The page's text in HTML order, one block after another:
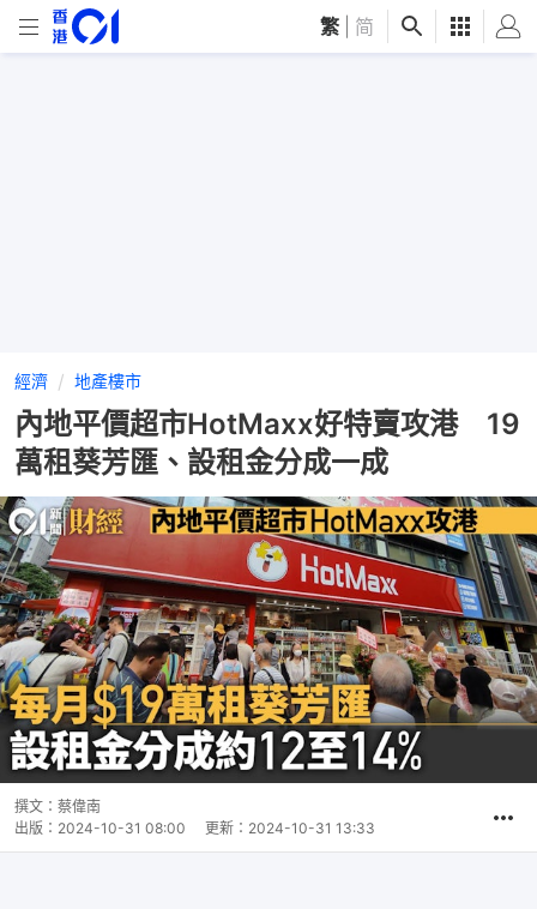
繁 简
經濟 地產樓市
內地平價超市HotMaxx好特賣攻港 19
萬租葵芳匯、設租金分成一成
撰文： 蔡偉南
出版： 2024-10-31 08:00 更新： 2024-10-31 13:33